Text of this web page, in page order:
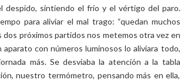
despido, sintiendo el frío y el vértigo del paro.
para aliviar el mal trago: “quedan muchos
dos próximos partidos nos metemos otra vez en
con números luminosos lo aliviara todo,
más. Se desviaba la atención a la tabla
nuestro termómetro, pensando más en ella,